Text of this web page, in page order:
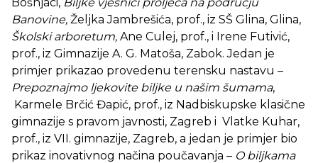
Banovine, Željka Jambrešića, prof., iz SŠ Glina, Glina,
Školski arboretum, Ane Culej, prof., i Irene Futivić,
prof., iz Gimnazije A. G. Matoša, Zabok. Jedan je
primjer prikazao provedenu terensku nastavu –
Prepoznajmo ljekovite biljke u našim šumama,
Karmele Brčić Đapić, prof., iz Nadbiskupske klasične
gimnazije s pravom javnosti, Zagreb i Vlatke Kuhar,
prof., iz VII. gimnazije, Zagreb, a jedan je primjer bio
prikaz inovativnog načina poučavanja – O biljkama